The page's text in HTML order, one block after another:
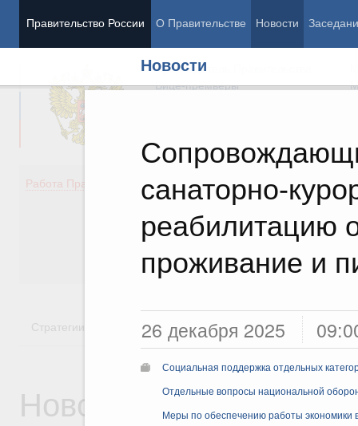
Правительство России О Правительстве Новости
Новости
санаторно-
реабилитацию
проживание и
26 декабря 2025
Социальная поддержка отдельных
Отдельные вопросы национальной
Меры по обеспечению работы экономики
Председатель Правительства
Вице-премьеры
Работа Правительства
Демография
Здоровье
Культура
Государство
Стратегии Государственные программы
Новости